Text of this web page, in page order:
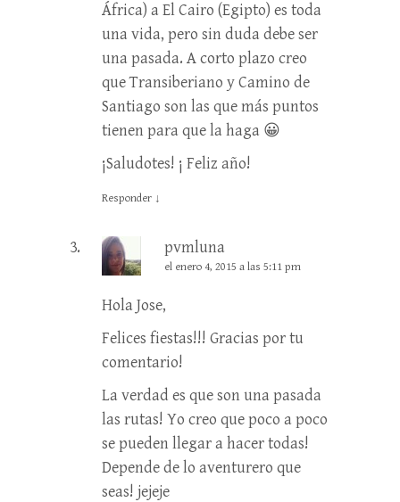
África) a El Cairo (Egipto) es toda
una vida, pero sin duda debe ser
una pasada. A corto plazo creo
que Transiberiano y Camino de
Santiago son las que más puntos
tienen para que la haga 😀
¡Saludotes! ¡ Feliz año!
Responder ↓
pvmluna
el enero 4, 2015 a las 5:11 pm
Hola Jose,
Felices fiestas!!! Gracias por tu
comentario!
La verdad es que son una pasada
las rutas! Yo creo que poco a poco
se pueden llegar a hacer todas!
Depende de lo aventurero que
seas! jejeje